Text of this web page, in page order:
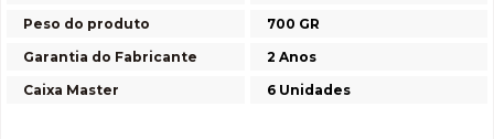
Peso do produto
700 GR
Garantia do Fabricante
2 Anos
Caixa Master
6 Unidades